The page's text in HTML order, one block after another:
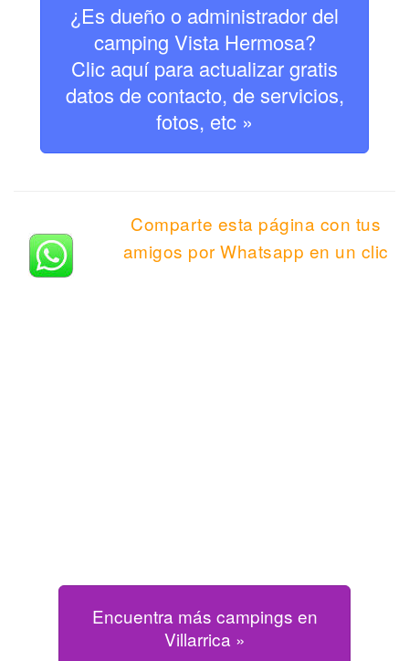
¿Es dueño o administrador del
camping Vista Hermosa?
Clic aquí para actualizar gratis
datos de contacto, de servicios,
fotos, etc »
Comparte esta página con tus
amigos por Whatsapp en un clic
Encuentra más campings en
Villarrica »